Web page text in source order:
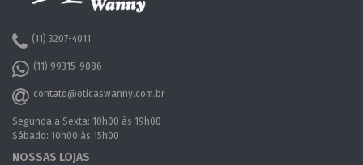
(11) 3207-4011
(11) 99315-9086
contato@oticaswanny.com.br
Segunda a Sexta: 10h00 às 19h00
Sábado: 10h00 às 15h00
NOSSAS LOJAS